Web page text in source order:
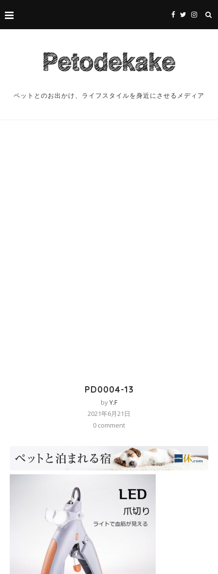
ペットとのお出かけ、ライフスタイルを身近にさせるメディア
PD0004-13
byY.F
2021年6月21日
0 comment